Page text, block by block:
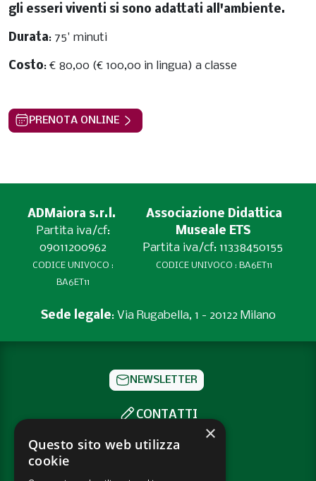
gli esseri viventi si sono adattati all'ambiente.
Durata: 75' minuti
Costo: € 80,00 (€ 100,00 in lingua) a classe
PRENOTA ONLINE
ADMaiora s.r.l.
Partita iva/cf:
09011200962
CODICE UNIVOCO :
BA6ET11
Associazione Didattica
Museale ETS
Partita iva/cf: 11338450155
CODICE UNIVOCO : BA6ET11
Sede legale: Via Rugabella, 1 - 20122 Milano
NEWSLETTER
CONTATTI
SOCIAL
×
Questo sito web utilizza
cookie